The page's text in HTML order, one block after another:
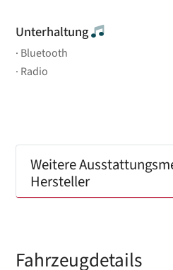
Unterhaltung
Bluetooth
Radio
Weitere
Hersteller
Fahrzeugdetails